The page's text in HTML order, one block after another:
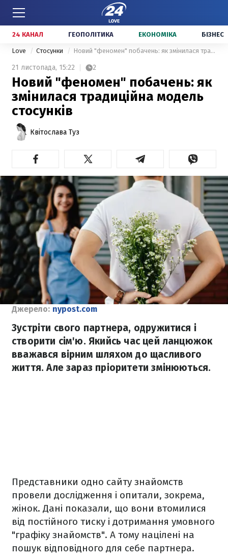
24 КАНАЛ ГЕОПОЛІТИКА ЕКОНОМІКА БІЗНЕС
Love Стосунки Новий "феномен" побачень: як змінилася традиційна модель стосунків
21 листопада, 15:22 2
Новий "феномен" побачень: як
змінилася традиційна модель
стосунків
Квітослава Туз
Джерело: nypost.com
Зустріти свого партнера, одружитися і
створити сім'ю. Якийсь час цей ланцюжок
вважався вірним шляхом до щасливого
життя. Але зараз пріоритети змінюються.
Представники одно сайту знайомств
провели дослідження і опитали, зокрема,
жінок. Дані показали, що вони втомилися
від постійного тиску і дотримання умовного
"графіку знайомств". А тому націлені на
пошук відповідного для себе партнера.